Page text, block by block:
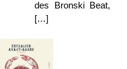
des Bronski Beat,
[…]